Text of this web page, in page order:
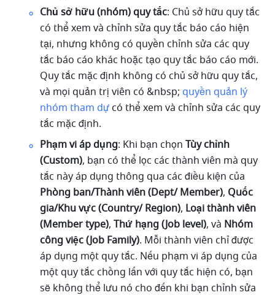
Chủ sở hữu (nhóm) quy tắc: Chủ sở hữu quy tắc
có thể xem và chỉnh sửa quy tắc báo cáo hiện
tại, nhưng không có quyền chỉnh sửa các quy
tắc báo cáo khác hoặc tạo quy tắc báo cáo mới.
Quy tắc mặc định không có chủ sở hữu quy tắc,
và mọi quản trị viên có &nbsp; quyền quản lý
nhóm tham dự có thể xem và chỉnh sửa các quy
tắc mặc định.
Phạm vi áp dụng: Khi bạn chọn Tùy chỉnh
(Custom), bạn có thể lọc các thành viên mà quy
Phòng ban/Thành viên (Dept/ Member), Quốc
gia/Khu vực (Country/ Region), Loại thành viên
(Member type), Thứ hạng (Job level), và Nhóm
công việc (Job Family). Mỗi thành viên chỉ được
áp dụng một quy tắc. Nếu phạm vi áp dụng của
một quy tắc chồng lấn với quy tắc hiện có, bạn
sẽ không thể lưu nó cho đến khi bạn chỉnh sửa